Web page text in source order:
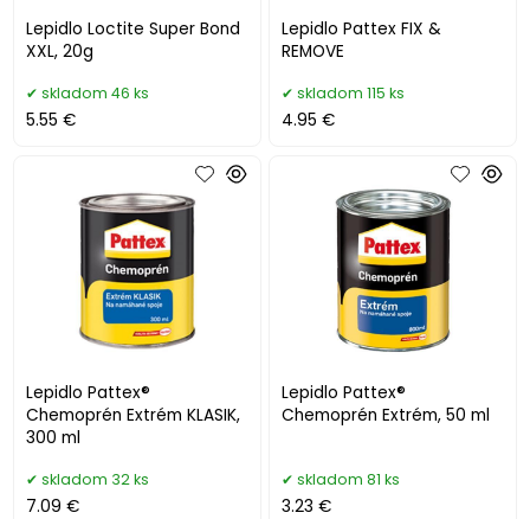
Lepidlo Loctite Super Bond
XXL, 20g
skladom 46 ks
5.55 €
Lepidlo Pattex FIX &
REMOVE
skladom 115 ks
4.95 €
Lepidlo Pattex®
Chemoprén Extrém KLASIK,
300 ml
skladom 32 ks
7.09 €
Lepidlo Pattex®
Chemoprén Extrém, 50 ml
skladom 81 ks
3.23 €